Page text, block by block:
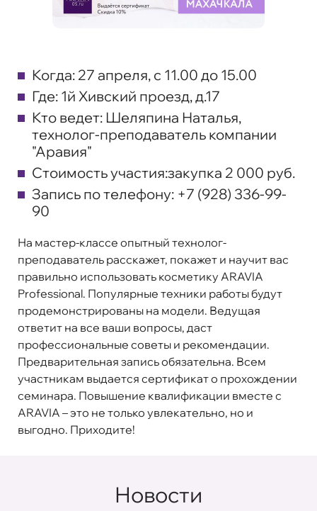
Когда: 27 апреля, с 11.00 до 15.00
Где: 1й Хивский проезд, д.17
Кто ведет: Шеляпина Наталья,
технолог-преподаватель компании
"Аравия"
Стоимость участия:закупка 2 000 руб.
Запись по телефону: +7 (928) 336-99-
90
На мастер-классе опытный технолог-
преподаватель расскажет, покажет и научит вас
правильно использовать косметику ARAVIA
Professional. Популярные техники работы будут
продемонстрированы на модели. Ведущая
ответит на все ваши вопросы, даст
профессиональные советы и рекомендации.
Предварительная запись обязательна. Всем
участникам выдается сертификат о прохождении
семинара. Повышение квалификации вместе с
ARAVIA – это не только увлекательно, но и
выгодно. Приходите!
Новости